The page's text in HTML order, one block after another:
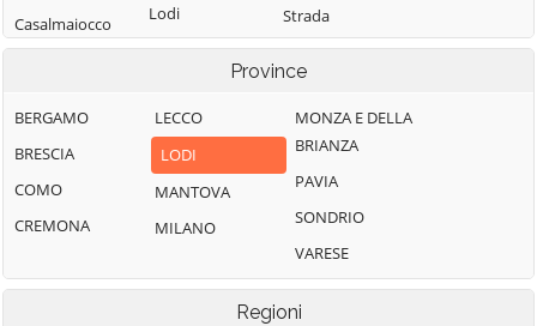
Casalmaiocco
Bocca d'Adda
Lodi
Lodi Vecchio
Maccastorna
Mairago
Maleo
Marudo
Massalengo
Strada
San Rocco al
Porto
Sant'Angelo
Lodigiano
Santo Stefano
Senna Lodigiana
Somaglia
Province
BERGAMO
BRESCIA
COMO
CREMONA
LECCO
LODI
MANTOVA
MILANO
MONZA E DELLA
BRIANZA
PAVIA
SONDRIO
VARESE
Regioni